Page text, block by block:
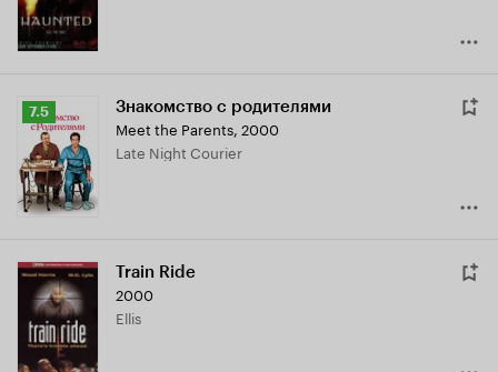
Рейтинг
Кинопоиска
7.5
7.5 Знакомство с родителями
Meet the Parents, 2000
Late Night Courier
Train Ride
2000
Ellis